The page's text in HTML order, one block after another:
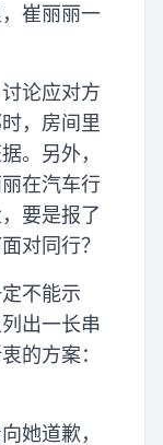
崔丽丽一
论应对方
，房间里
。另外，
在汽车行
要是报了
对同行？
不能示
出一长串
的方案：
她道歉，